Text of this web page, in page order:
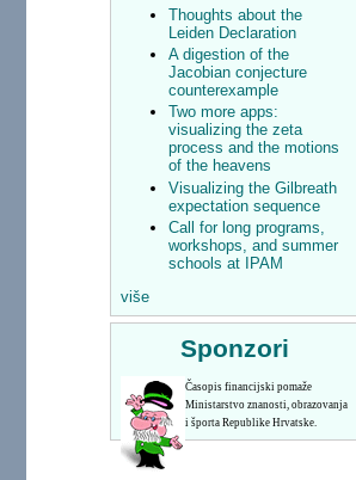
Thoughts about the
Leiden Declaration
A digestion of the
Jacobian conjecture
counterexample
Two more apps:
visualizing the zeta
process and the motions
of the heavens
Visualizing the Gilbreath
expectation sequence
Call for long programs,
workshops, and summer
schools at IPAM
više
Sponzori
Časopis financijski pomaže
Ministarstvo znanosti, obrazovanja
i športa Republike Hrvatske.